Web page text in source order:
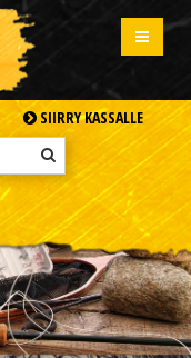
SIIRRY KASSALLE